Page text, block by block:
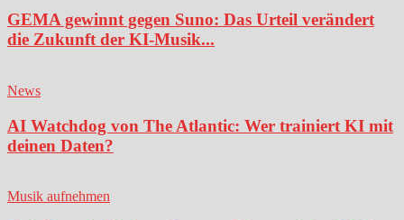
GEMA gewinnt gegen Suno: Das Urteil verändert
die Zukunft der KI-Musik...
News
AI Watchdog von The Atlantic: Wer trainiert KI mit
deinen Daten?
Musik aufnehmen